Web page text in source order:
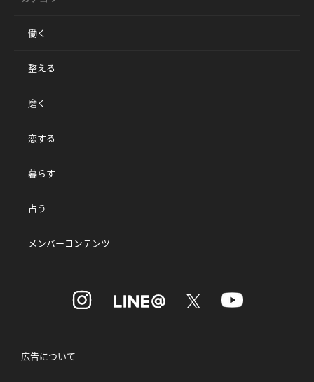
働く
整える
磨く
恋する
暮らす
占う
メンバーコンテンツ
広告について